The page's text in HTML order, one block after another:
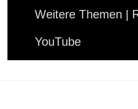
Weitere Themen |
YouTube